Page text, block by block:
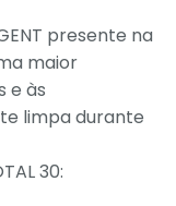
presente na
maior
e às
limpa durante
30: